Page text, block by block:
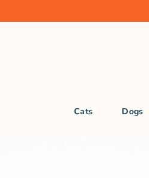
Cats Dogs